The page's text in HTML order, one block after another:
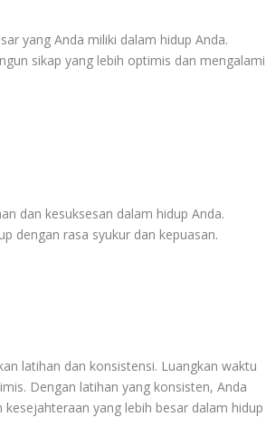
yang Anda miliki dalam hidup Anda.
sikap yang lebih optimis dan mengalami
dan kesuksesan dalam hidup Anda.
dengan rasa syukur dan kepuasan.
latihan dan konsistensi. Luangkan waktu
Dengan latihan yang konsisten, Anda
yang lebih besar dalam hidup